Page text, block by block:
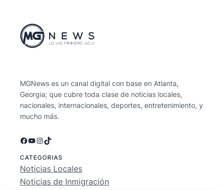
MGNews es un canal digital con base en Atlanta,
Georgia; que cubre toda clase de noticias locales,
nacionales, internacionales, deportes, entretenimiento, y
mucho más.
Facebook
YouTube
Instagram
TikTok
CATEGORIAS
Noticias Locales
Noticias de Inmigración